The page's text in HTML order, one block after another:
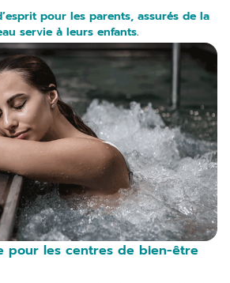
pour les parents, assurés de la
servie à leurs enfants.
pour les centres de bien-être